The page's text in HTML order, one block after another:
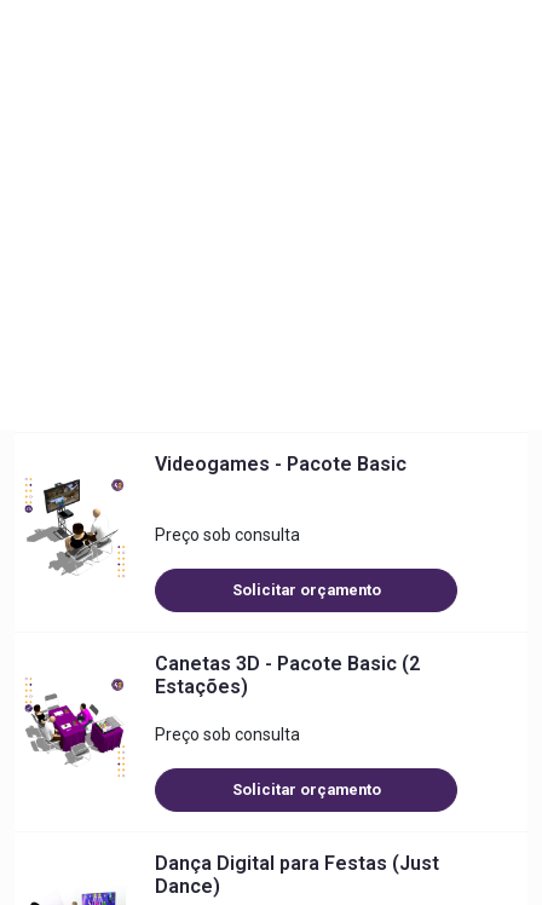
Videogames - Pacote Basic
Preço sob consulta
Solicitar orçamento
Canetas 3D - Pacote Basic (2
Estações)
Preço sob consulta
Solicitar orçamento
Dança Digital para Festas (Just
Dance)